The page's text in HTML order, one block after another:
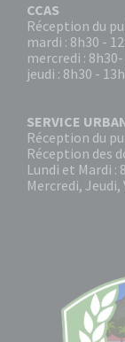
CCAS
Réception du
mardi : 8h30 -
mercredi :
jeudi : 8h30 -
SERVICE
Réception du
Réception des
Lundi et Mardi :
Mercredi, Jeudi,